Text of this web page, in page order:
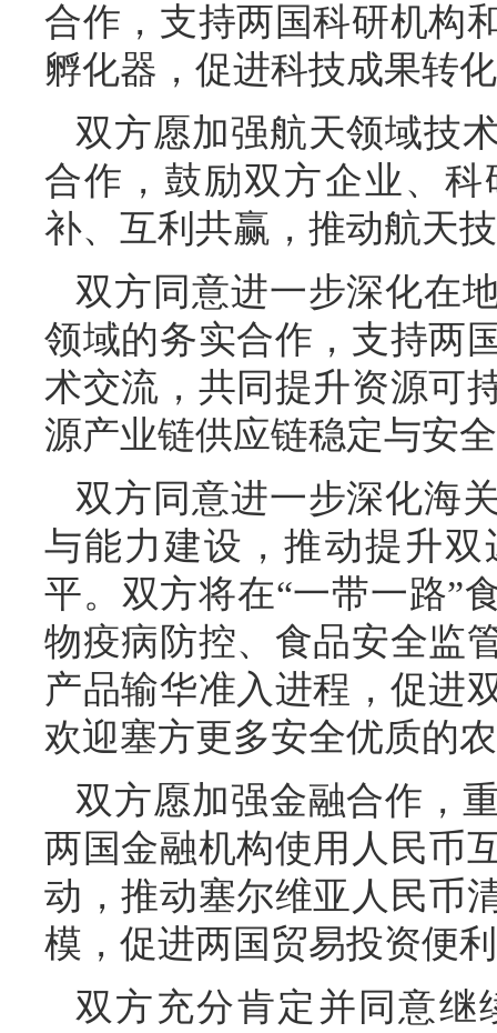
合作，支持两国科研机构
孵化器，促进科技成果转
双方愿加强航天领域技
合作，鼓励双方企业、
补、互利共赢，推动航天
双方同意进一步深化在
领域的务实合作，支持两
术交流，共同提升资源可
源产业链供应链稳定与安
双方同意进一步深化海
与能力建设，推动提升
平。双方将在“一带一路”
物疫病防控、食品安全监
产品输华准入进程，促进
欢迎塞方更多安全优质的
双方愿加强金融合作，
两国金融机构使用人民币
动，推动塞尔维亚人民币
模，促进两国贸易投资便
双方充分肯定并同意继